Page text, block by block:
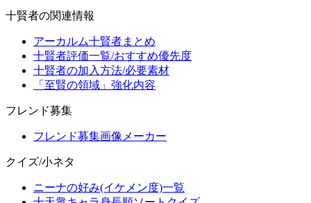
十賢者の関連情報
アーカルム十賢者まとめ
十賢者評価一覧/おすすめ優先度
十賢者の加入方法/必要素材
「至賢の領域」強化内容
フレンド募集
フレンド募集画像メーカー
クイズ/小ネタ
ニーナの好み(イケメン度)一覧